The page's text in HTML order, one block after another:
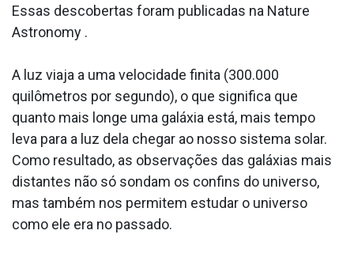
Essas descobertas foram publicadas na Nature
Astronomy .
A luz viaja a uma velocidade finita (300.000
quilômetros por segundo), o que significa que
quanto mais longe uma galáxia está, mais tempo
leva para a luz dela chegar ao nosso sistema solar.
Como resultado, as observações das galáxias mais
distantes não só sondam os confins do universo,
mas também nos permitem estudar o universo
como ele era no passado.